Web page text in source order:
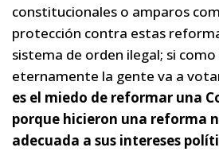
constitucionales o amparos
protección contra estas
sistema de orden ilegal; si como
eternamente la gente va a
es el miedo de reformar una
porque hicieron una reforma
adecuada a sus intereses